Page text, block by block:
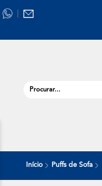
Início Puffs de Sofa